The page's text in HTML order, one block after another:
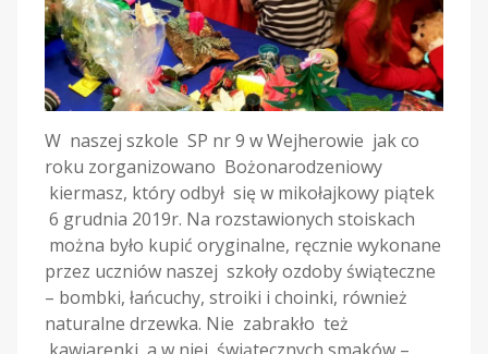
W naszej szkole SP nr 9 w Wejherowie jak co
roku zorganizowano Bożonarodzeniowy
kiermasz, który odbył się w mikołajkowy piątek
6 grudnia 2019r. Na rozstawionych stoiskach
można było kupić oryginalne, ręcznie wykonane
przez uczniów naszej szkoły ozdoby świąteczne
– bombki, łańcuchy, stroiki i choinki, również
naturalne drzewka. Nie zabrakło też